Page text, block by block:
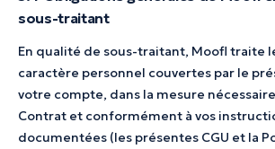
sous-traitant
En qualité de sous-traitant, Moofl traite
caractère personnel couvertes par le
votre compte, dans la mesure
Contrat et conformément à vos
documentées (les présentes CGU et la